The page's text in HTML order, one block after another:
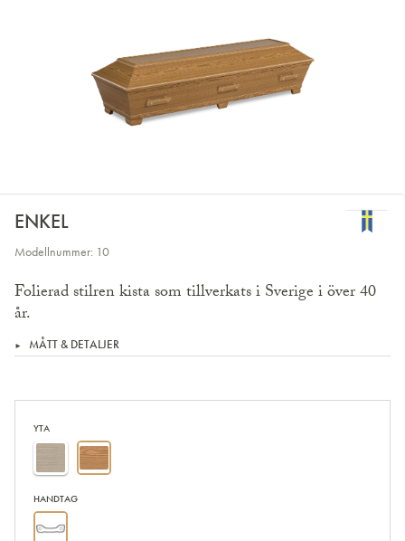
ENKEL
Modellnummer: 10
Folierad stilren kista som tillverkats i Sverige i över 40
år.
MÅTT & DETALJER
YTA
HANDTAG